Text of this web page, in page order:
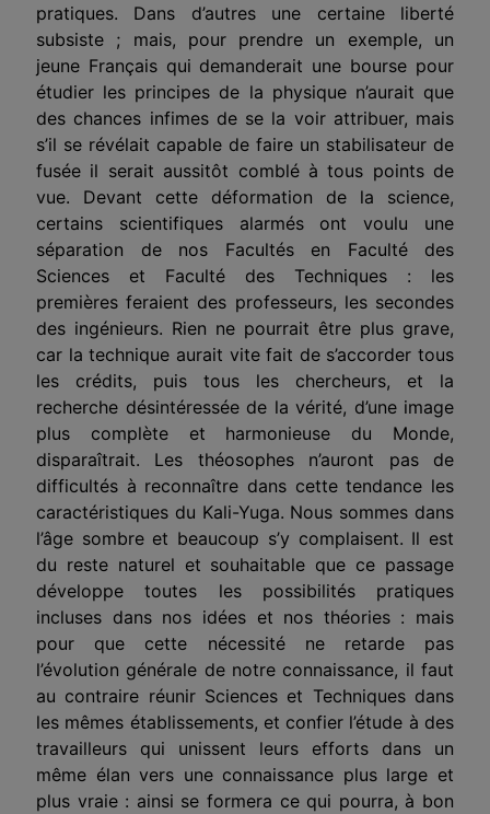
pratiques. Dans d’autres une certaine liberté
subsiste ; mais, pour prendre un exemple, un
jeune Français qui demanderait une bourse pour
étudier les principes de la physique n’aurait que
des chances infimes de se la voir attribuer, mais
s’il se révélait capable de faire un stabilisateur de
fusée il serait aussitôt comblé à tous points de
vue. Devant cette déformation de la science,
certains scientifiques alarmés ont voulu une
séparation de nos Facultés en Faculté des
Sciences et Faculté des Techniques : les
premières feraient des professeurs, les secondes
des ingénieurs. Rien ne pourrait être plus grave,
car la technique aurait vite fait de s’accorder tous
les crédits, puis tous les chercheurs, et la
recherche désintéressée de la vérité, d’une image
plus complète et harmonieuse du Monde,
disparaîtrait. Les théosophes n’auront pas de
difficultés à reconnaître dans cette tendance les
caractéristiques du Kali-Yuga. Nous sommes dans
l’âge sombre et beaucoup s’y complaisent. Il est
du reste naturel et souhaitable que ce passage
développe toutes les possibilités pratiques
incluses dans nos idées et nos théories : mais
pour que cette nécessité ne retarde pas
l’évolution générale de notre connaissance, il faut
au contraire réunir Sciences et Techniques dans
les mêmes établissements, et confier l’étude à des
travailleurs qui unissent leurs efforts dans un
même élan vers une connaissance plus large et
plus vraie : ainsi se formera ce qui pourra, à bon